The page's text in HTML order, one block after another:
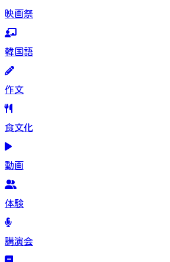
映画祭
韓国語
作文
食文化
動画
体験
講演会